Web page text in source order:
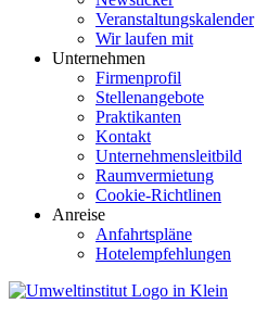
Veranstaltungskalender
Wir laufen mit
Unternehmen
Firmenprofil
Stellenangebote
Praktikanten
Kontakt
Unternehmensleitbild
Raumvermietung
Cookie-Richtlinen
Anreise
Anfahrtspläne
Hotelempfehlungen